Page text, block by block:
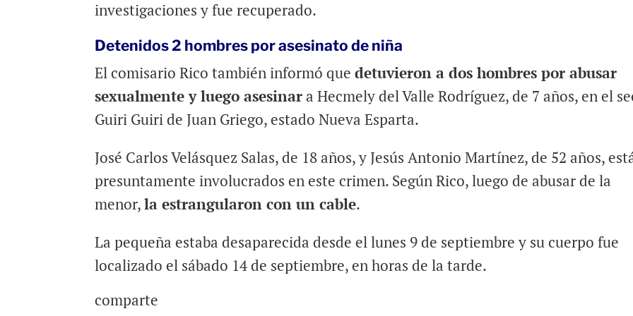
investigaciones y fue recuperado.
Detenidos 2 hombres por asesinato de niña
El comisario Rico también informó quedetuvieron a dos hombres por abusar
sexualmente y luego asesinara Hecmely del Valle Rodríguez, de 7 años, en el
Guiri Guiri de Juan Griego, estado Nueva Esparta.
José Carlos Velásquez Salas, de 18 años, y Jesús Antonio Martínez, de 52 años,
presuntamente involucrados en este crimen. Según Rico, luego de abusar de la
menor,la estrangularon con un cable.
La pequeña estaba desaparecida desde el lunes 9 de septiembre y su cuerpo fue
localizado el sábado 14 de septiembre, en horas de la tarde.
comparte